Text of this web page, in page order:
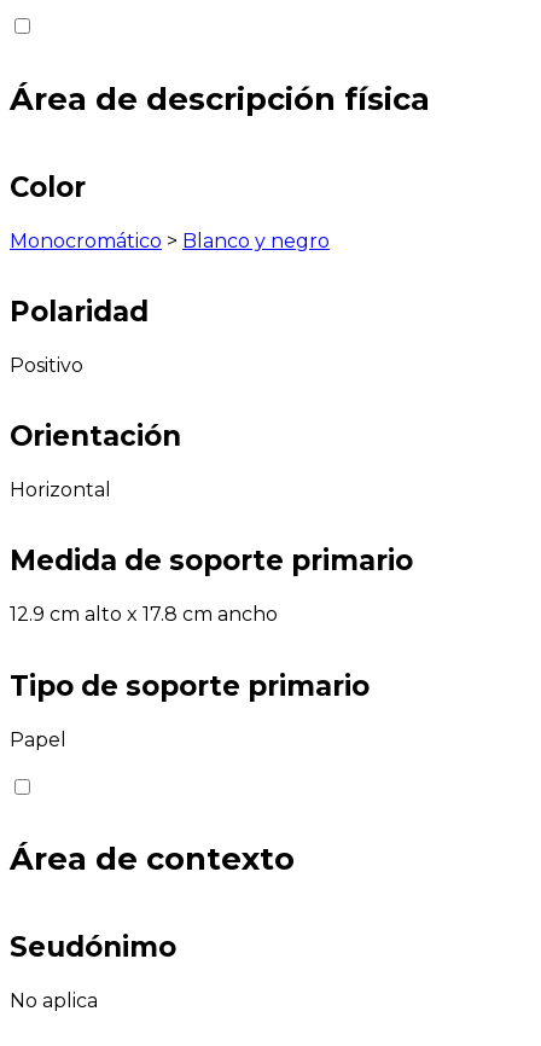
Área de descripción física
Color
Monocromático > Blanco y negro
Polaridad
Positivo
Orientación
Horizontal
Medida de soporte primario
12.9 cm alto x 17.8 cm ancho
Tipo de soporte primario
Papel
Área de contexto
Seudónimo
No aplica